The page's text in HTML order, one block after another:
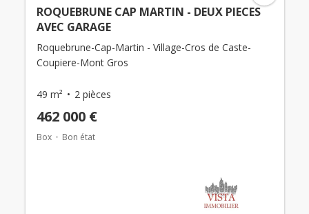
ROQUEBRUNE CAP MARTIN - DEUX PIECES
AVEC GARAGE
Roquebrune-Cap-Martin - Village-Cros de Caste-
Coupiere-Mont Gros
49 m² 2 pièces
462 000 €
Box Bon état